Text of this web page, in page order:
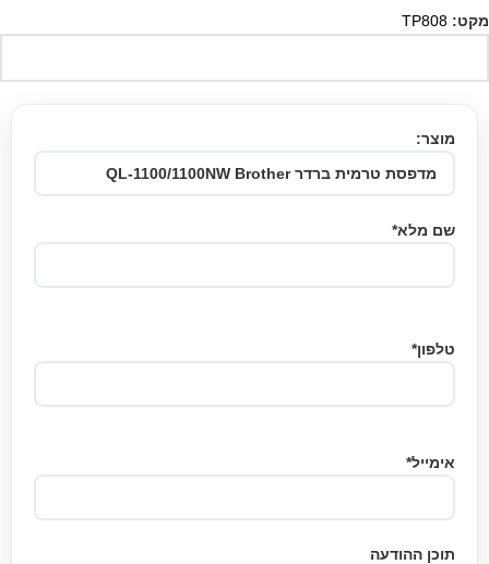
מקט: TP808
מוצר:
שם מלא*
טלפון*
אימייל*
תוכן ההודעה